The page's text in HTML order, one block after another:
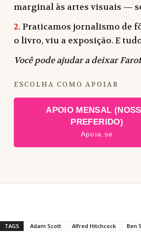
marginal às artes visuais —
2. Praticamos jornalismo de
o livro, viu a exposição. E
Você pode ajudar a deixar
ESCOLHA COMO APOIAR
APOIO MENSAL
PREFERIDO)
Apoia.se
TAGS Adam Scott Alfred Hitchcock Ben